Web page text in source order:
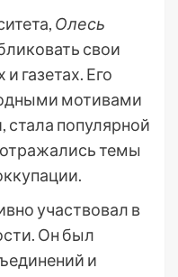
Олесь
свои
газетах. Его
мотивами
популярной
отражались темы
участвовал в
Он был
и